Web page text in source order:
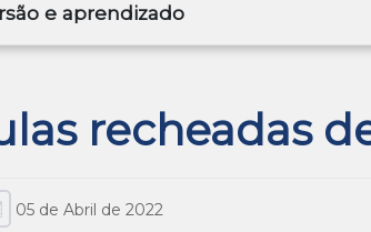
e aprendizado
recheadas
05 de Abril de 2022